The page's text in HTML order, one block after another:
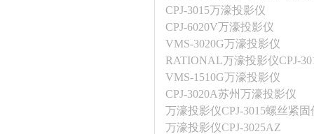
CPJ-3015万濠投影仪
CPJ-6020V万濠投影仪
VMS-3020G万濠投影仪
RATIONAL万濠投影仪CPJ-
VMS-1510G万濠投影仪
CPJ-3020A苏州万濠投影仪
万濠投影仪CPJ-3015螺丝紧
万濠投影仪CPJ-3025AZ